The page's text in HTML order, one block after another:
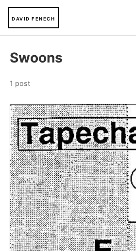
DAVID FENECH
Swoons
1 post